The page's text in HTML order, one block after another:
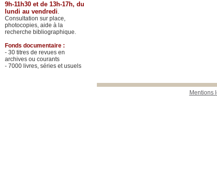
Mentions
9h-11h30 et de 13h-17h, du
lundi au vendredi.
Consultation sur place,
photocopies, aide à la
recherche bibliographique.
Fonds documentaire :
- 30 titres de revues en
archives ou courants
- 7000 livres, séries et usuels